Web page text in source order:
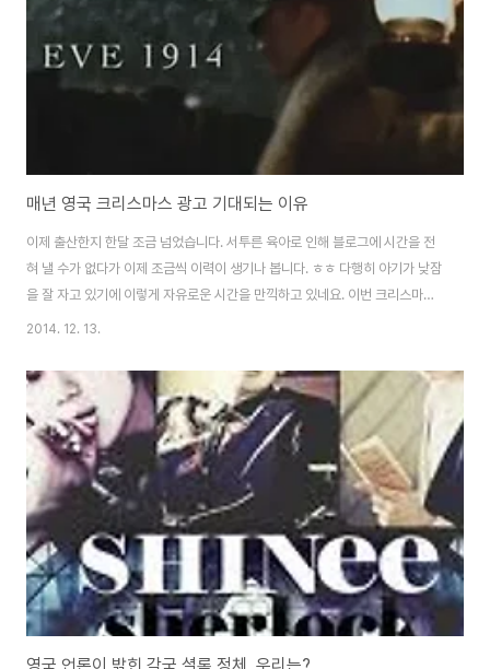
매년 영국 크리스마스 광고 기대되는 이유
이제 출산한지 한달 조금 넘었습니다. 서투른 육아로 인해 블로그에 시간을 전
혀 낼 수가 없다가 이제 조금씩 이력이 생기나 봅니다. ㅎㅎ 다행히 아기가 낮잠
을 잘 자고 있기에 이렇게 자유로운 시간을 만끽하고 있네요. 이번 크리스마스
이브가 우리 아미의 50일째인데, 크리스마스 계획은 아직 세운 것이 없습니다.
영국 지인들의 사진들을 보면 쉽게 알 수가 있지요. 그 사진들을 보면서 '나도
작년까지는 저기에 있었지...' 하면서 영국에서 보낸 크리스마스 추억에 잠시 빠
졌습니다. 신랑은 크리스마스가 다가오니 영국이 너무 그립다고 해요. 저 역시
도 마찬가지인데요, 그 중에서도 저는 매년 영국 크리스마스 광고가 기대가 됩
니다. 존루이스 201..
2014. 12. 13.